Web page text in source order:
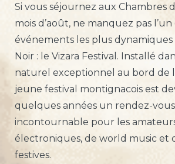
Si vous séjournez aux Chambres
mois d’août, ne manquez pas l’un
événements les plus
Noir : le Vizara Festival. Installé
naturel exceptionnel au bord de
jeune festival montignacois est
quelques années un rendez-vous
incontournable pour les
électroniques, de world music et
festives.